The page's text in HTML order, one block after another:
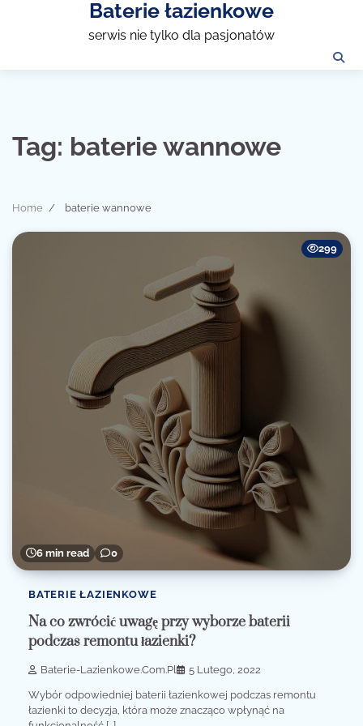
Baterie łazienkowe
serwis nie tylko dla pasjonatów
Tag: baterie wannowe
Home baterie wannowe
6 min read 0
299
BATERIE ŁAZIENKOWE
Na co zwrócić uwagę przy wyborze baterii
podczas remontu łazienki?
Baterie-Lazienkowe.com.pl 5 Lutego, 2022
Wybór odpowiedniej baterii łazienkowej podczas remontu
łazienki to decyzja, która może znacząco wpłynąć na